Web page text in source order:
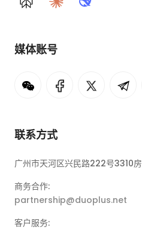
PerplexityClaudeDeepSeek
媒体账号
联系方式
广州市天河区兴民路222号3310房
商务合作:
partnership@duoplus.net
客户服务: